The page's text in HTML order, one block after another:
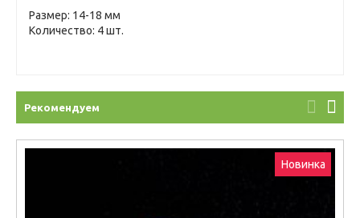
Размер: 14-18 мм
Количество: 4 шт.
Рекомендуем
Новинка